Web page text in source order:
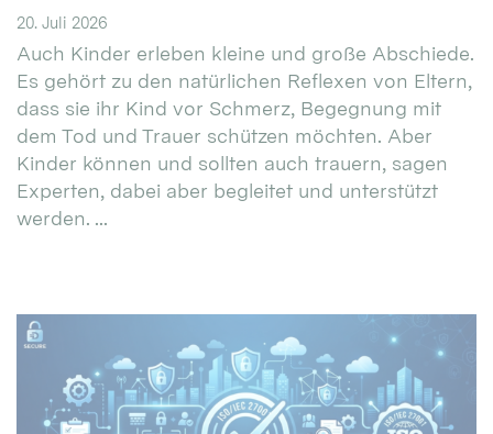
20. Juli 2026
Auch Kinder erleben kleine und große Abschiede.
Es gehört zu den natürlichen Reflexen von Eltern,
dass sie ihr Kind vor Schmerz, Begegnung mit
dem Tod und Trauer schützen möchten. Aber
Kinder können und sollten auch trauern, sagen
Experten, dabei aber begleitet und unterstützt
werden. ...